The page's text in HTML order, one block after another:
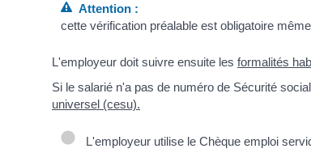
Attention :
cette vérification préalable est obligatoire
L'employeur doit suivre ensuite les formalités
Si le salarié n'a pas de numéro de Sécurité
universel (cesu).
L'employeur utilise le Chèque emploi